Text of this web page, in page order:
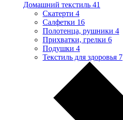
Домашний текстиль 41
Скатерти 4
Салфетки 16
Полотенца, рушники 4
Прихватки, грелки 6
Подушки 4
Текстиль для здоровья 7